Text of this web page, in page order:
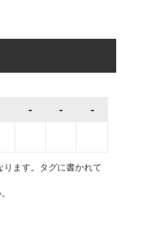
- - -
ます。タグに書かれて